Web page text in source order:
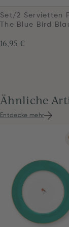
Set/2 Servietten
The Blue Bird
16,95 €
Ähnliche
Entdecke mehr